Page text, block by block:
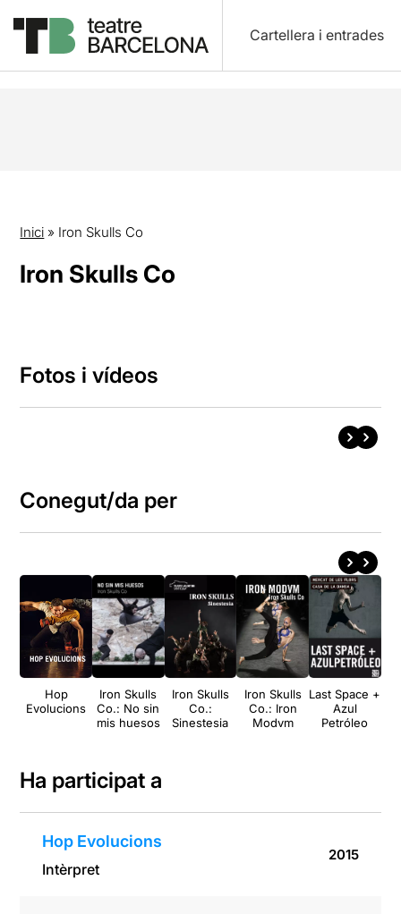
Cartellera i entrades
Inici » Iron Skulls Co
Iron Skulls Co
Fotos i vídeos
Conegut/da per
Hop
Evolucions
Iron Skulls
Co.: No sin
mis huesos
Iron Skulls
Co.:
Sinestesia
Iron Skulls
Co.: Iron
Modvm
Last Space +
Azul
Petróleo
Ha participat a
Hop Evolucions
Intèrpret
2015